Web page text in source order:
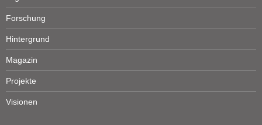
Forschung
Hintergrund
Magazin
Projekte
Visionen